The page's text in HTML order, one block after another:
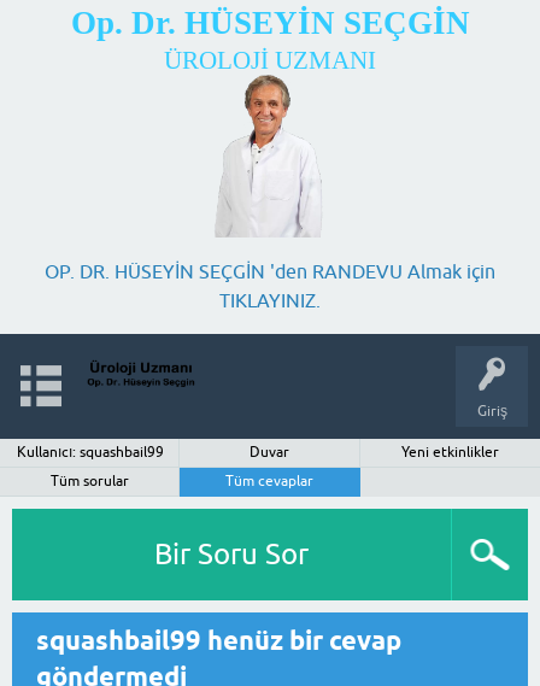
Op. Dr. HÜSEYİN SEÇGİN
ÜROLOJİ UZMANI
OP. DR. HÜSEYİN SEÇGİN 'den RANDEVU Almak için
TIKLAYINIZ.
Giriş
Kullanıcı: squashbail99 Duvar
Yeni etkinlikler
Tüm sorular
Tüm cevaplar
Bir Soru Sor
squashbail99 henüz bir cevap
göndermedi